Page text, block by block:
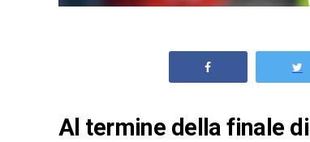
Al termine della finale